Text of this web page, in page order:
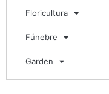
Floricultura
Fúnebre
Garden